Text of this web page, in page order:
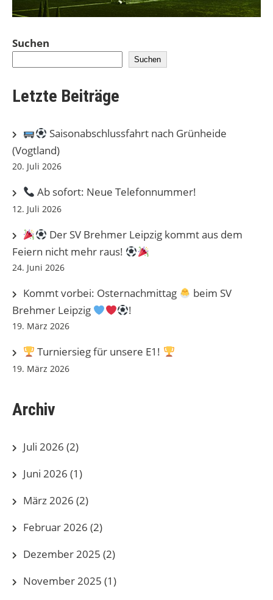
Suchen
Suchen
Letzte Beiträge
Saisonabschlussfahrt nach Grünheide
(Vogtland)
20. Juli 2026
Ab sofort: Neue Telefonnummer!
12. Juli 2026
Der SV Brehmer Leipzig kommt aus dem
Feiern nicht mehr raus!
24. Juni 2026
Kommt vorbei: Osternachmittag
beim SV
Brehmer Leipzig
!
19. März 2026
Turniersieg für unsere E1!
19. März 2026
Archiv
Juli 2026 (2)
Juni 2026 (1)
März 2026 (2)
Februar 2026 (2)
Dezember 2025 (2)
November 2025 (1)